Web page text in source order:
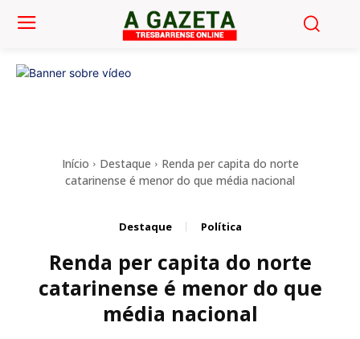
Início Destaque
Renda per capita do norte
catarinense é menor do que média nacional
Destaque Política
Renda per capita do norte
catarinense é menor do que
média nacional